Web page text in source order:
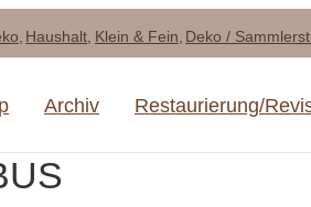
Archiv Restaurierung/
Haushalt Klein & Fein Deko /